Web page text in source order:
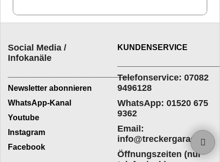
Social Media /
Infokanäle
_________________________
Newsletter abonnieren
WhatsApp-Kanal
Youtube
Instagram
Facebook
KUNDENSERVICE
Telefonservice: 07082
9496128
WhatsApp: 01520 675
9362
Email:
info@treckergarage.de
Öffnungszeiten (nur